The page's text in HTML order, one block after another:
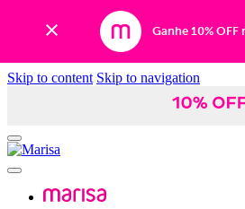
Ganhe 10%
Skip to content Skip to navigation